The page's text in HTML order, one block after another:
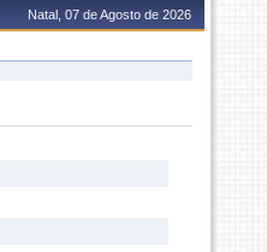
Natal, 07 de Agosto de 2026